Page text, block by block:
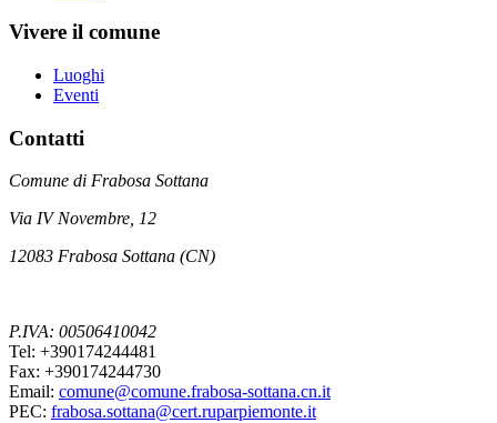
Vivere il comune
Luoghi
Eventi
Contatti
Comune di Frabosa Sottana
Via IV Novembre, 12
12083 Frabosa Sottana (CN)
P.IVA: 00506410042
Tel: +390174244481
Fax: +390174244730
Email: comune@comune.frabosa-sottana.cn.it
PEC: frabosa.sottana@cert.ruparpiemonte.it